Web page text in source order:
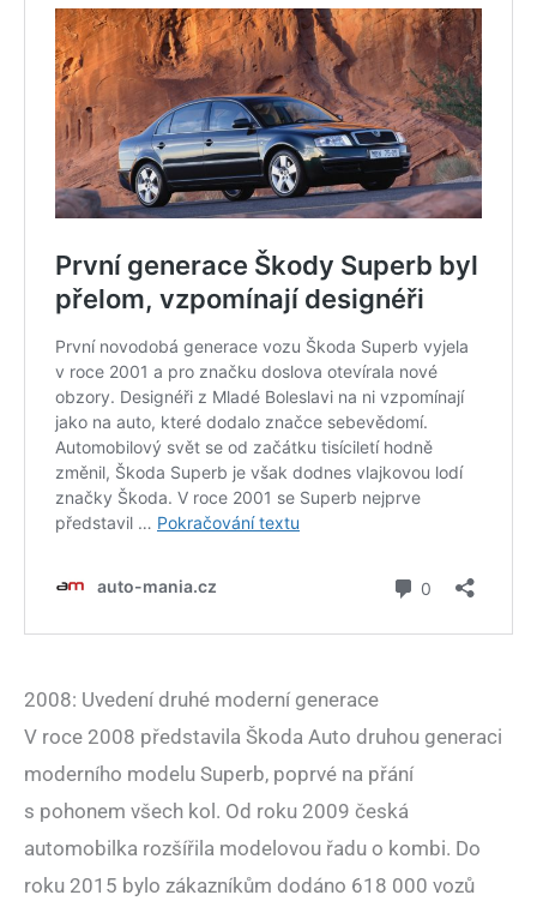
2008: Uvedení druhé moderní generace
V roce 2008 představila Škoda Auto druhou generaci
moderního modelu Superb, poprvé na přání
s pohonem všech kol. Od roku 2009 česká
automobilka rozšířila modelovou řadu o kombi. Do
roku 2015 bylo zákazníkům dodáno 618 000 vozů